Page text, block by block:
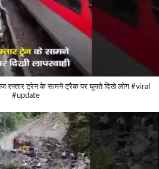
रफ्तार ट्रेन के सामने ट्रैक पर घूमते दिखे लोग #viral
#update